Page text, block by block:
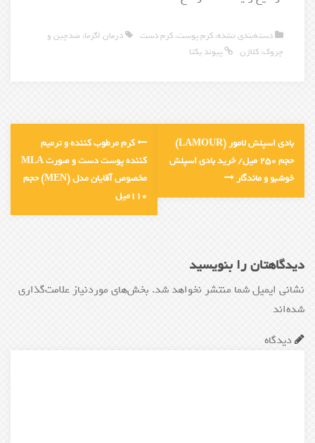
دسته‌بندی نشده، کرم پوست، کرم دست درمان اگزما، ضدچین و
چروک، کلاژن پیوند یکتا
کرم مرطوب کننده و ترمیم
کننده پوست دست و صورت MLA
مخصوص آقایان مدل (MEN) حجم
110میل
بادی اسپلش لامور (LAMOUR)
حجم 250 میل/ خرید بادی اسپلش
خوشبو و ماندگار
دیدگاهتان را بنویسید
نشانی ایمیل شما منتشر نخواهد شد. بخش‌های موردنیاز علامت‌گذاری
شده‌اند
دیدگاه